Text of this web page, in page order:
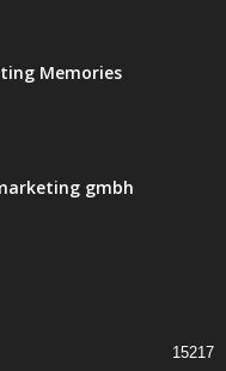
Memories
gmbh
15217